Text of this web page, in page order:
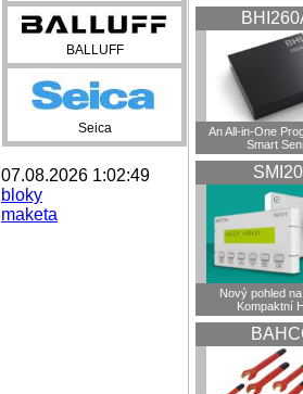
BALLUFF
Seica
07.08.2026 1:02:49
bloky
maketa
An All-in-One
Smart
Nový pohled
Kompaktní